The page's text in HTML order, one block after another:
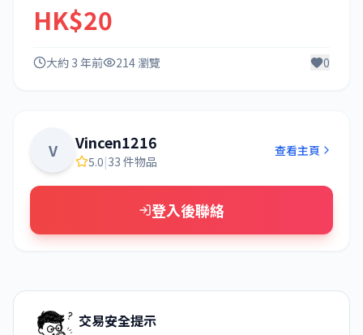
HK$20
大約 3 年前 214 瀏覽 0
V Vincen1216
5.0|33 件物品
查看主頁
登入後聯絡
交易安全提示